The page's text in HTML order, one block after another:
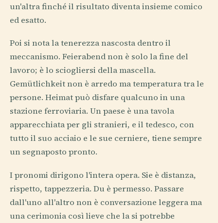
un'altra finché il risultato diventa insieme comico
ed esatto.
Poi si nota la tenerezza nascosta dentro il
meccanismo. Feierabend non è solo la fine del
lavoro; è lo sciogliersi della mascella.
Gemütlichkeit non è arredo ma temperatura tra le
persone. Heimat può disfare qualcuno in una
stazione ferroviaria. Un paese è una tavola
apparecchiata per gli stranieri, e il tedesco, con
tutto il suo acciaio e le sue cerniere, tiene sempre
un segnaposto pronto.
I pronomi dirigono l'intera opera. Sie è distanza,
rispetto, tappezzeria. Du è permesso. Passare
dall'uno all'altro non è conversazione leggera ma
una cerimonia così lieve che la si potrebbe